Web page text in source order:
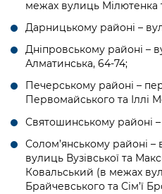
межах вулиць Мілютенка
Дарницькому районі –
Дніпровському районі –
Алматинська, 64-74;
Печерському районі –
Первомайського та Іллі
Святошинському районі –
Солом’янському районі –
вулиць Вузівської та
Ковальський (в межах
Брайчевського та Сім’ї